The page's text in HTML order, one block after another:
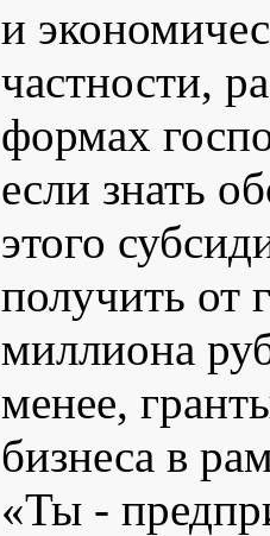
и
частности,
формах
если знать
этого
получить от
миллиона
менее,
бизнеса в
«Ты -